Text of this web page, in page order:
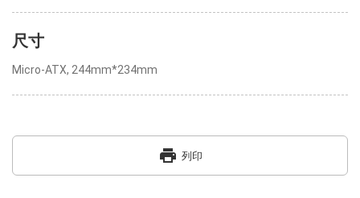
尺寸
Micro-ATX, 244mm*234mm
print 列印